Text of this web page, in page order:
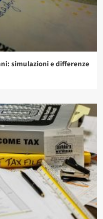
simulazioni e differenze